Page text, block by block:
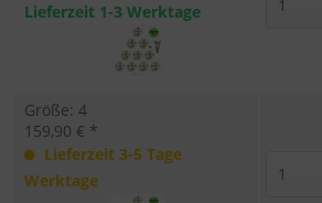
Lieferzeit 1-3 Werktage
Größe: 4
159,90 € *
Lieferzeit 3-5 Tage
Werktage